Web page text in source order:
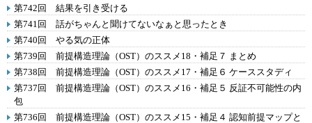
第742回 結果を引き受ける
第741回 話がちゃんと聞けてないなぁと思ったとき
第740回 やる気の正体
第739回 前提構造理論（OST）のススメ18・補足７ まとめ
第738回 前提構造理論（OST）のススメ17・補足６ ケーススタディ
第737回 前提構造理論（OST）のススメ16・補足５ 反証不可能性の内
包
第736回 前提構造理論（OST）のススメ15・補足４ 認知前提マップと